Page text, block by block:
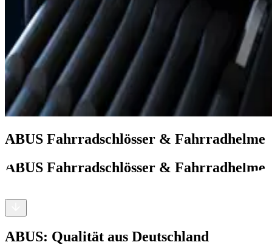
ABUS Fahrradschlösser & Fahrradhelme
ABUS Fahrradschlösser & Fahrradhelme
ABUS: Qualität aus Deutschland